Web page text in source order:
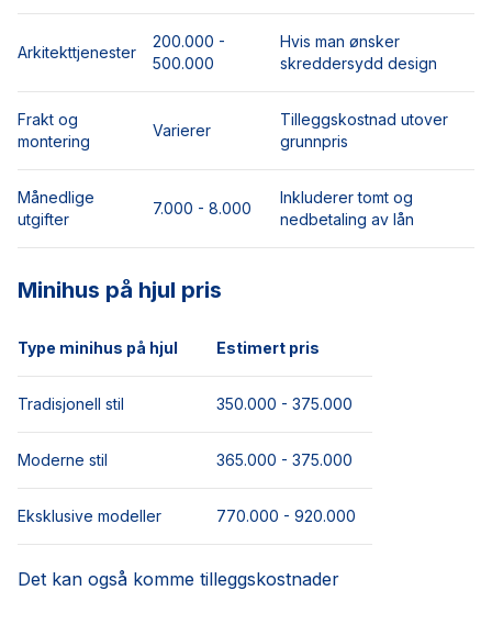
Arkitekttjenester
200.000 -
500.000
Hvis man ønsker
skreddersydd design
Frakt og
montering
Varierer
Tilleggskostnad utover
grunnpris
Månedlige
utgifter
7.000 - 8.000
Inkluderer tomt og
nedbetaling av lån
Minihus på hjul pris
Type minihus på hjul Estimert pris
Tradisjonell stil 350.000 - 375.000
Moderne stil 365.000 - 375.000
Eksklusive modeller 770.000 - 920.000
Det kan også komme tilleggskostnader